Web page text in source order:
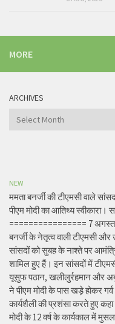
MORE
ARCHIVES
Archives
NEW
ममता बनर्जी की टीएमसी वाले
पीएम मोदी का आतिथ्य स्वीकारा।
================ 7 अगस्त
बनर्जी के नेतृत्व वाली टीएमसी
सांसदों को सुबह के नाश्ते पर
शामिल हुए हैं। इन सांसदों में
यूसुफ पठान, खलीलुर्रहमान और अबु
ने पीएम मोदी के पास खड़े होकर गर्व
कार्यशैली की प्रशंसा करते हुए कहा
मोदी के 12 वर्ष के कार्यकाल में